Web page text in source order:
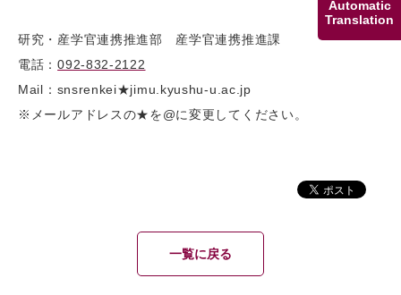
Automatic
Translation
研究・産学官連携推進部 産学官連携推進課
電話：092-832-2122
Mail：snsrenkei★jimu.kyushu-u.ac.jp
※メールアドレスの★を@に変更してください。
一覧に戻る